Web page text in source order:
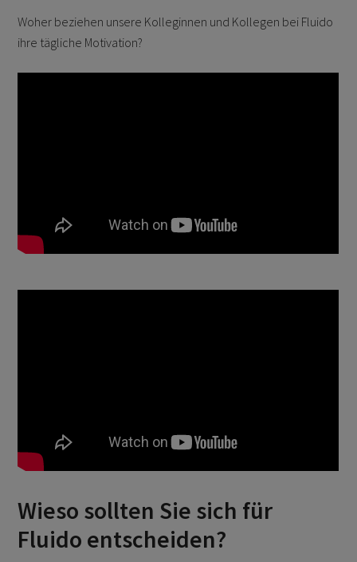
Woher beziehen unsere Kolleginnen und Kollegen bei Fluido
ihre tägliche Motivation?
Wieso sollten Sie sich für
Fluido entscheiden?